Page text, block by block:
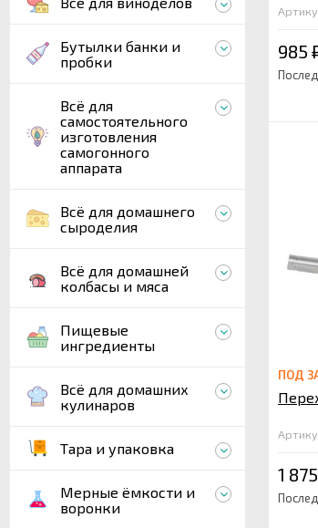
Бутылки банки и
пробки
Всё для
самостоятельного
изготовления
самогонного
аппарата
Всё для домашнего
сыроделия
Всё для домашней
колбасы и мяса
Пищевые
ингредиенты
Всё для домашних
кулинаров
Тара и упаковка
Мерные ёмкости и
воронки
985
ПОД
1 875